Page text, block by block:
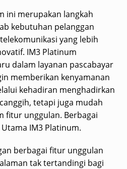
ini merupakan langkah
kebutuhan pelanggan
yang lebih
IM3 Platinum
dalam layanan pascabayar
memberikan kenyamanan
kehadiran menghadirkan
tetapi juga mudah
fitur unggulan. Berbagai
IM3 Platinum.
berbagai fitur unggulan
tak tertandingi bagi